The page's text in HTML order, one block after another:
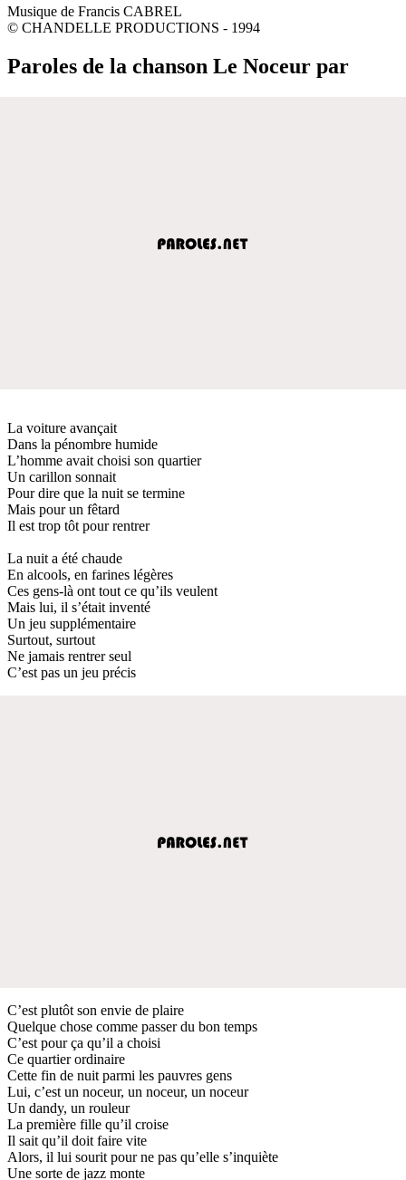
Musique de Francis CABREL
© CHANDELLE PRODUCTIONS - 1994
Paroles de la chanson Le Noceur par
La voiture avançait
Dans la pénombre humide
L’homme avait choisi son quartier
Un carillon sonnait
Pour dire que la nuit se termine
Mais pour un fêtard
Il est trop tôt pour rentrer
La nuit a été chaude
En alcools, en farines légères
Ces gens-là ont tout ce qu’ils veulent
Mais lui, il s’était inventé
Un jeu supplémentaire
Surtout, surtout
Ne jamais rentrer seul
C’est pas un jeu précis
C’est plutôt son envie de plaire
Quelque chose comme passer du bon temps
C’est pour ça qu’il a choisi
Ce quartier ordinaire
Cette fin de nuit parmi les pauvres gens
Lui, c’est un noceur, un noceur, un noceur
Un dandy, un rouleur
La première fille qu’il croise
Il sait qu’il doit faire vite
Alors, il lui sourit pour ne pas qu’elle s’inquiète
Une sorte de jazz monte